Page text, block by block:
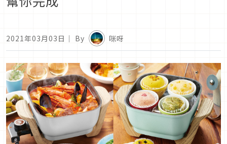
2021年03月03日 ｜ By 咪呀